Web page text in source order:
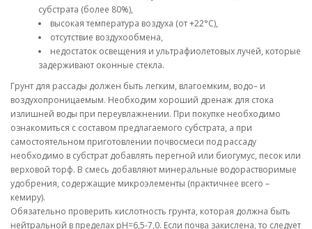
субстрата (более 80%),
высокая температура воздуха (от +22°С),
отсутствие воздухообмена,
недостаток освещения и ультрафиолетовых лучей, которые
задерживают оконные стекла.
Грунт для рассады должен быть легким, влагоемким, водо– и
воздухопроницаемым. Необходим хороший дренаж для стока
излишней воды при переувлажнении. При покупке необходимо
ознакомиться с составом предлагаемого субстрата, а при
самостоятельном приготовлении почвосмеси под рассаду
необходимо в субстрат добавлять перегной или биогумус, песок или
верховой торф. В смесь добавляют минеральные водорастворимые
удобрения, содержащие микроэлементы (практичнее всего –
кемиру).
Обязательно проверить кислотность грунта, которая должна быть
нейтральной в пределах рН=6,5-7,0. Если почва закислена, то следует